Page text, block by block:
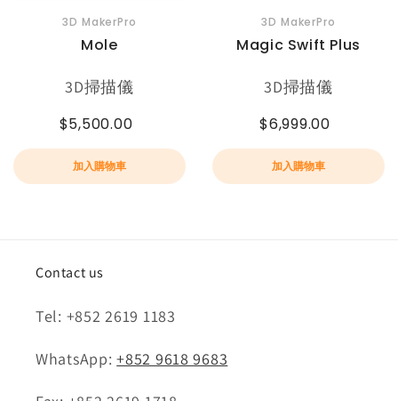
3D MakerPro
Mole
3D掃描儀
$5,500.00
加入購物車
3D MakerPro
Magic Swift Plus
3D掃描儀
$6,999.00
加入購物車
Contact us
Tel: +852 2619 1183
WhatsApp:+852 9618 9683